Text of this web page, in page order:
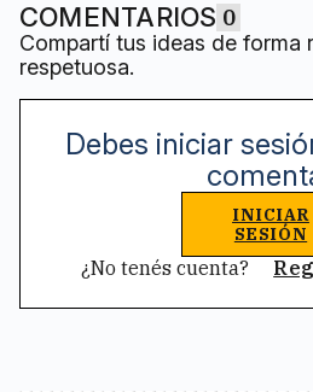
COMENTARIOS 0
Compartí tus ideas de forma
respetuosa.
Debes iniciar
INICIAR
SESIÓN
¿No tenés cuenta?